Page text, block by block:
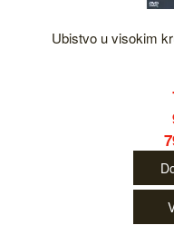
Ubistvo u visokim